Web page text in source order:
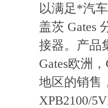
以满足*汽
盖茨 Gates
接器。产品
Gates欧洲
地区的销售
XPB2100/